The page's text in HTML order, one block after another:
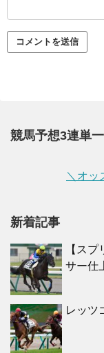
競馬予想3連単
＼オッ
新着記事
【ス
サー仕
レッツ